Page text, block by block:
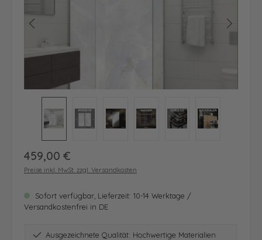
Regulärer Preis:
459,00 €
Preise inkl. MwSt. zzgl. Versandkosten
Sofort verfügbar, Lieferzeit: 10-14 Werktage /
Versandkostenfrei in DE
Ausgezeichnete Qualität: Hochwertige Materialien